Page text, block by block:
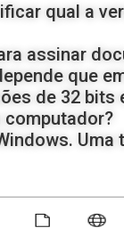
qual a
assinar
que
de 32 bits
computador?